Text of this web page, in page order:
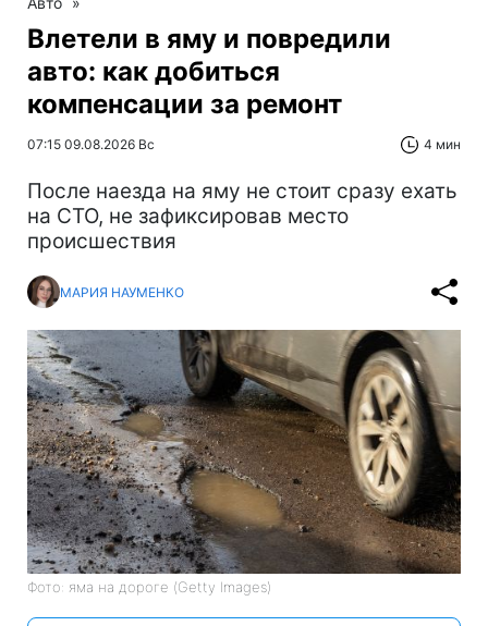
Влетели в яму и повредили
авто: как добиться
компенсации за ремонт
07:15 09.08.2026 Вс 4 мин
После наезда на яму не стоит сразу ехать
на СТО, не зафиксировав место
происшествия
МАРИЯ НАУМЕНКО
Фото: яма на дороге (Getty Images)